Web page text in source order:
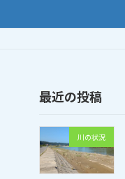
最近の投稿
川の状況